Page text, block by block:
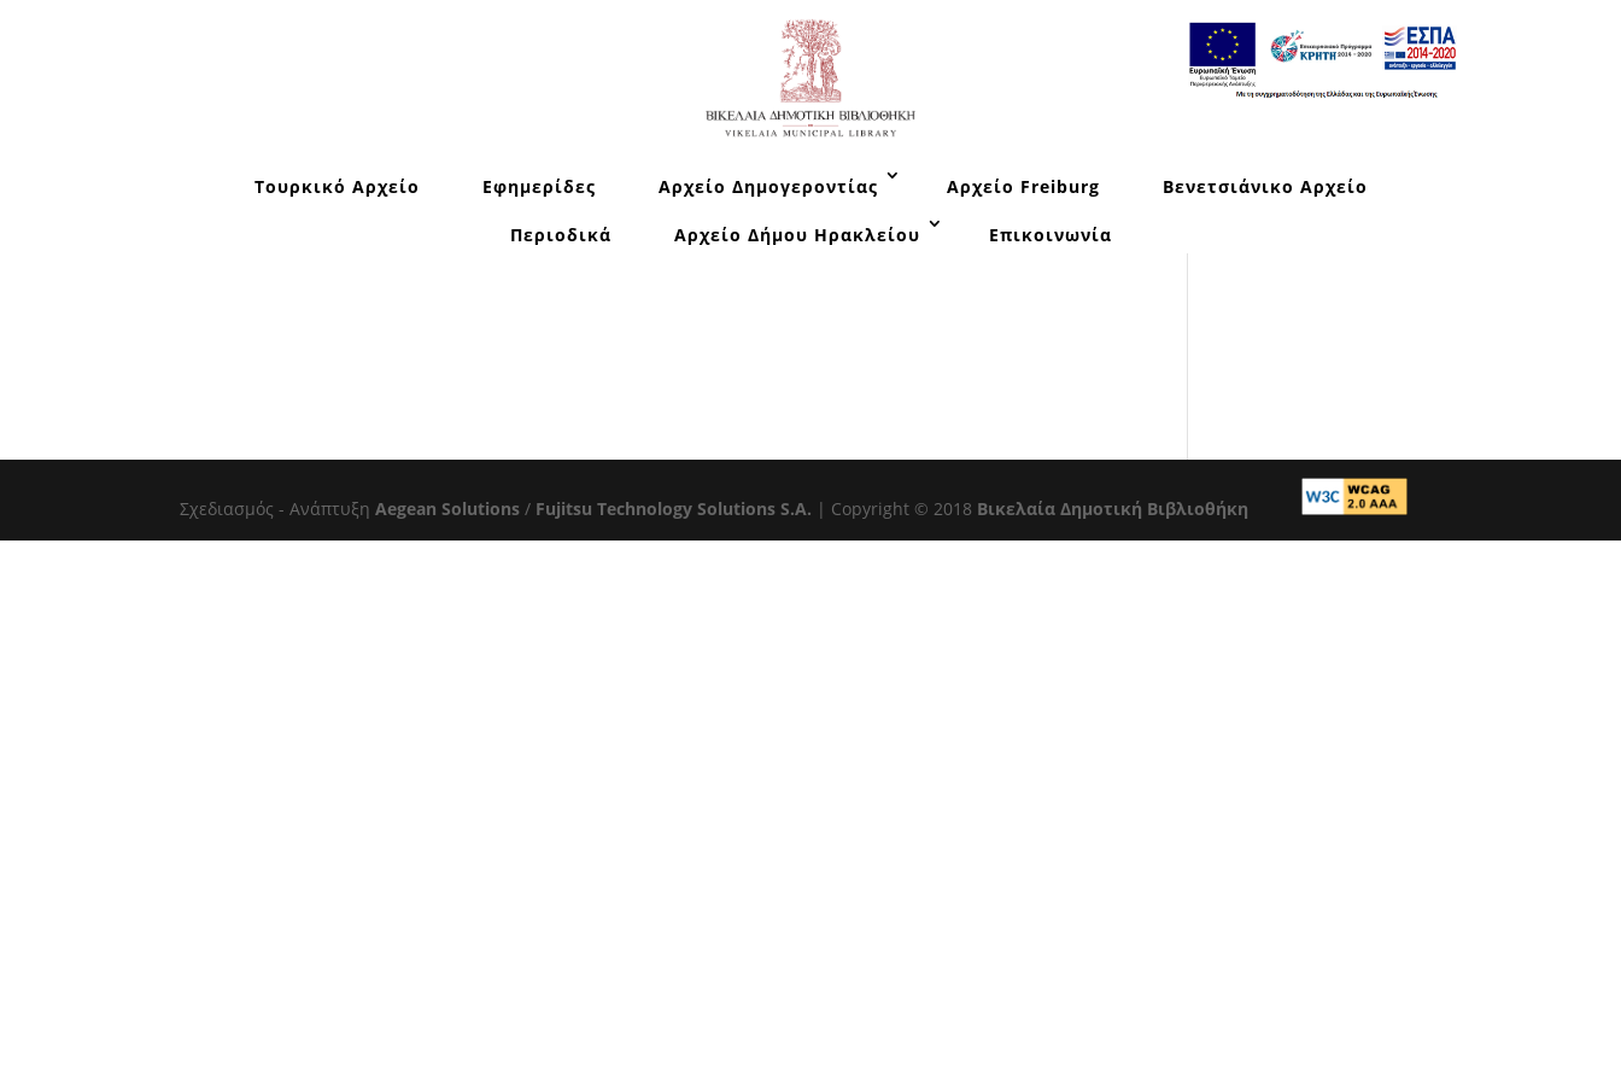
Τουρκικό Αρχείο Εφημερίδες Αρχείο Δημογεροντίας Αρχείο Freiburg Βενετσιάνικο Αρχείο
Περιοδικά Αρχείο Δήμου Ηρακλείου Επικοινωνία
Σχεδιασμός - ΑνάπτυξηAegean Solutions / Fujitsu Technology Solutions S.A. | Copyright © 2018 Βικελαία Δημοτική Βιβλιοθήκη